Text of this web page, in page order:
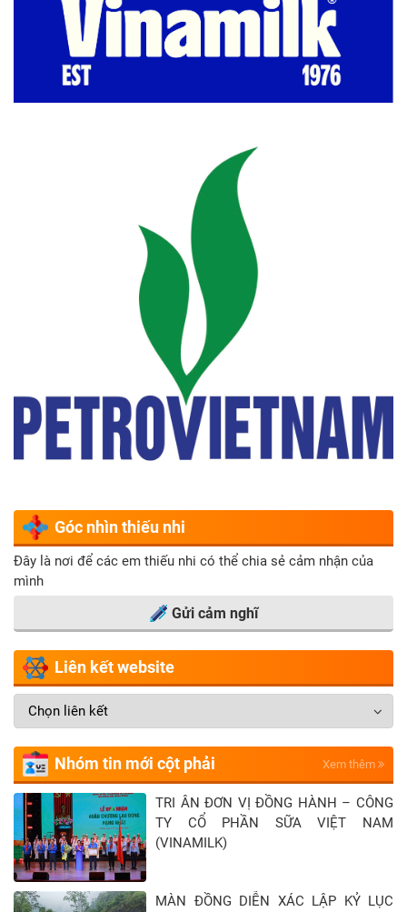
Góc nhìn thiếu nhi
Đây là nơi để các em thiếu nhi có thể chia sẻ cảm nhận của
mình
Gửi cảm nghĩ
Liên kết website
Nhóm tin mới cột phải Xem thêm
TRI ÂN ĐƠN VỊ ĐỒNG HÀNH – CÔNG
TY CỔ PHẦN SỮA VIỆT NAM
(VINAMILK)
MÀN ĐỒNG DIỄN XÁC LẬP KỶ LỤC